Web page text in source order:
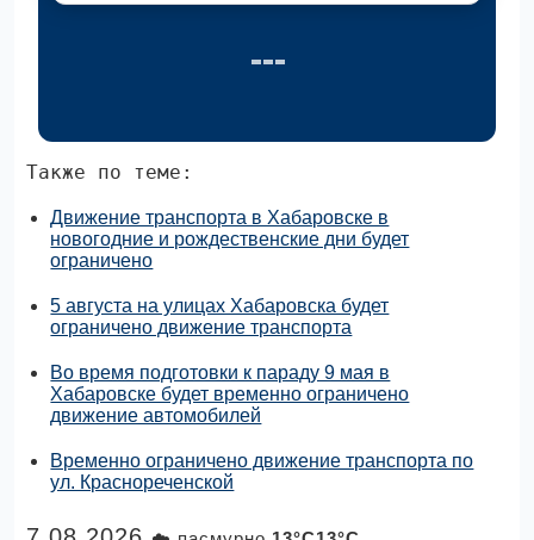
Также по теме:
Движение транспорта в Хабаровске в
новогодние и рождественские дни будет
ограничено
5 августа на улицах Хабаровска будет
ограничено движение транспорта
Во время подготовки к параду 9 мая в
Хабаровске будет временно ограничено
движение автомобилей
Временно ограничено движение транспорта по
ул. Краснореченской